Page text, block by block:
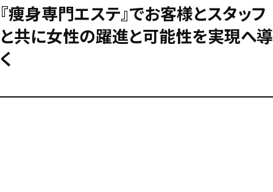
『痩身専門エステ』でお客様とスタッフ
と共に女性の躍進と可能性を実現へ導
く